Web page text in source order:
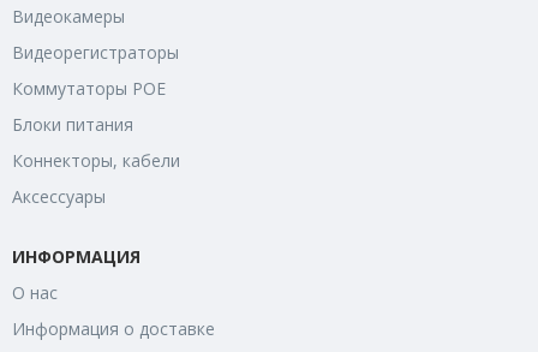
Видеокамеры
Видеорегистраторы
Коммутаторы POE
Блоки питания
Коннекторы, кабели
Аксессуары
ИНФОРМАЦИЯ
О нас
Информация о доставке